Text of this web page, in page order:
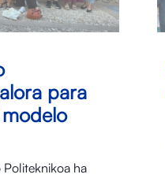
para
Politeknikoa ha